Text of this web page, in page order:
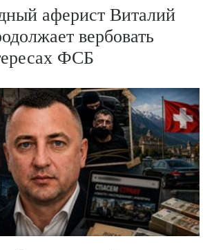
аферист Виталий
вербовать
ФСБ